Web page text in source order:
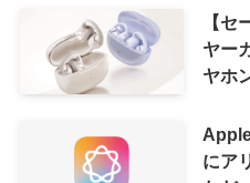
【
ヤー
ヤホ
にア